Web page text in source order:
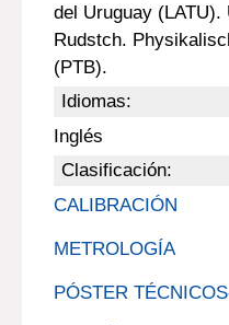
del Uruguay
Rudstch.
(PTB).
Idiomas:
Inglés
Clasificación:
CALIBRACIÓN
METROLOGÍA
PÓSTER